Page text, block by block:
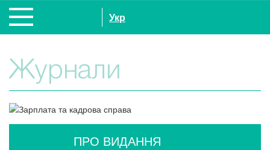
Укр
Журнали
ПРО ВИДАННЯ